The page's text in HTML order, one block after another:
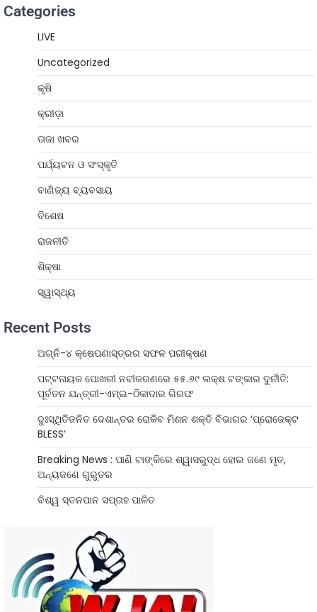
Categories
LIVE
Uncategorized
କୃଷି
କ୍ରୀଡ଼ା
ତାଜା ଖବର
ପର୍ଯ୍ୟଟନ ଓ ସଂସ୍କୃତି
ବାଣିଜ୍ୟ ବ୍ୟବସାୟ
ବିଶେଷ
ରାଜନୀତି
ଶିକ୍ଷା
ସ୍ୱାସ୍ଥ୍ୟ
Recent Posts
ଅଗ୍ନି-୪ କ୍ଷେପଣାସ୍ତ୍ରର ସଫଳ ପରୀକ୍ଷଣ
ପଟ୍ଟନାୟକ ପୋଖରୀ ନବୀକରଣରେ ୫୫.୬୯ ଲକ୍ଷ ଟଙ୍କାର ଦୁର୍ନୀତି:
ପୂର୍ବତନ ଯନ୍ତ୍ରୀ-ଏମ୍‌ଇ-ଠିକାଦାର ଗିରଫ
ଦୁଃସ୍ଥିତିଜନିତ ଦେଶାନ୍ତର ରୋକିବ ମିଶନ ଶକ୍ତି ବିଭାଗର ‘ପ୍ରୋଜେକ୍ଟ
BLESS’
Breaking News : ପାଣି ଟାଙ୍କିରେ ଶ୍ୱାସରୁଦ୍ଧ ହୋଇ ଜଣେ ମୃତ,
ଅନ୍ୟଜଣେ ଗୁରୁତର
ବିଶ୍ୱ ସ୍ତନପାନ ସପ୍ତାହ ପାଳିତ